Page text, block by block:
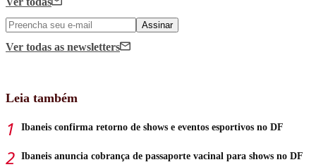
Assinar
Ver todas as newsletters
Leia também
Ibaneis confirma retorno de shows e eventos esportivos no DF
Ibaneis anuncia cobrança de passaporte vacinal para shows no DF